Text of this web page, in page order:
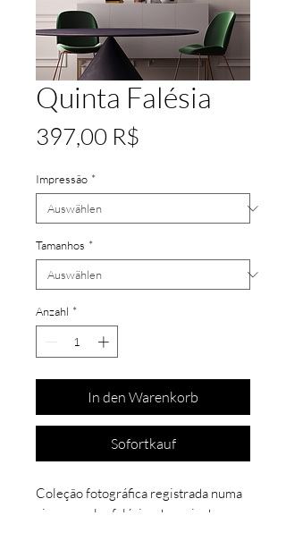
Quinta Falésia
397,00 R$
Impressão *
Tamanhos *
Anzahl *
In den Warenkorb
Sofortkauf
Coleção fotográfica registrada numa
viagem pelas falésias da praia de